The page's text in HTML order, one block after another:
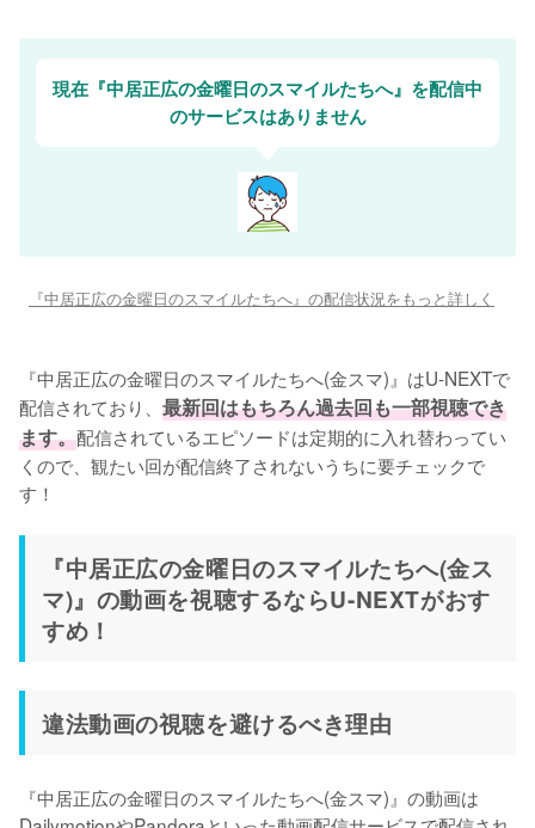
『中居正広の金曜日のスマイルたちへ(金スマ)』はU-NEXTで
配信されており、 最新回はもちろん過去回も一部視聴でき
ます。配信されているエピソードは定期的に入れ替わってい
くので、観たい回が配信終了されないうちに要チェックで
す！
『中居正広の金曜日のスマイルたちへ(金ス
マ)』の動画を視聴するならU-NEXTがおす
すめ！
違法動画の視聴を避けるべき理由
『中居正広の金曜日のスマイルたちへ(金スマ)』の動画は